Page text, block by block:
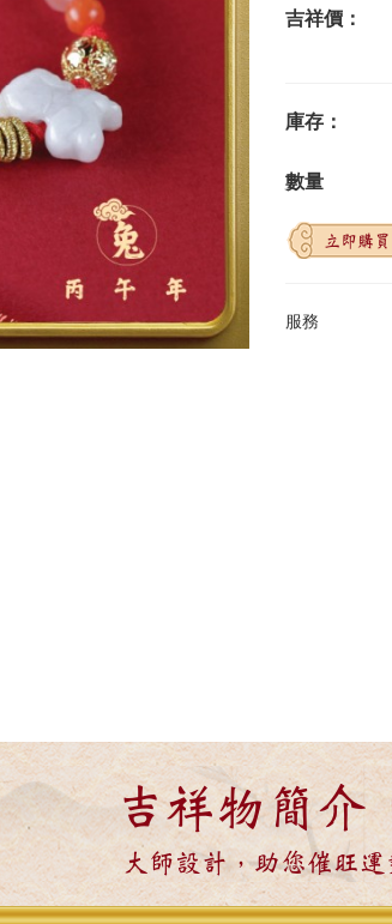
吉祥價：
庫存：
數量
立即購買
服務
吉祥物簡介
大師設計，助您催旺